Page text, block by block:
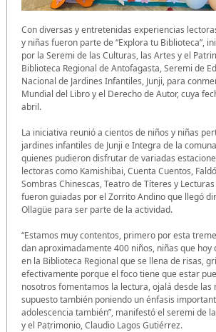
Con diversas y entretenidas experiencias
y niñas fueron parte de “Explora tu Biblioteca”,
por la Seremi de las Culturas, las Artes y el
Biblioteca Regional de Antofagasta, Seremi de
Nacional de Jardines Infantiles, Junji, para
Mundial del Libro y el Derecho de Autor, cuya
abril.
La iniciativa reunió a cientos de niños y niñas
jardines infantiles de Junji e Integra de la
quienes pudieron disfrutar de variadas
lectoras como Kamishibai, Cuenta Cuentos,
Sombras Chinescas, Teatro de Títeres y
fueron guiadas por el Zorrito Andino que llegó
Ollagüe para ser parte de la actividad.
“Estamos muy contentos, primero por esta
dan aproximadamente 400 niños, niñas que hoy
en la Biblioteca Regional que se llena de risas,
efectivamente porque el foco tiene que estar
nosotros fomentamos la lectura, ojalá desde las
supuesto también poniendo un énfasis
adolescencia también”, manifestó el seremi de
y el Patrimonio, Claudio Lagos Gutiérrez.